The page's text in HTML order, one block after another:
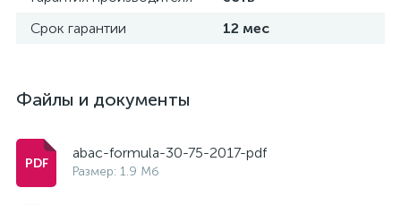
Срок гарантии
12 мес
Файлы и документы
abac-formula-30-75-2017-pdf
Размер: 1.9 Мб